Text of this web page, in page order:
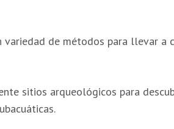
de métodos para llevar a
sitios arqueológicos para